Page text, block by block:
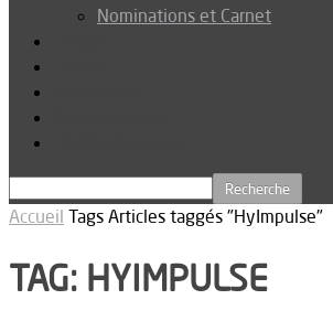
Nominations et Carnet
Accueil Tags Articles taggés "HyImpulse"
TAG: HYIMPULSE